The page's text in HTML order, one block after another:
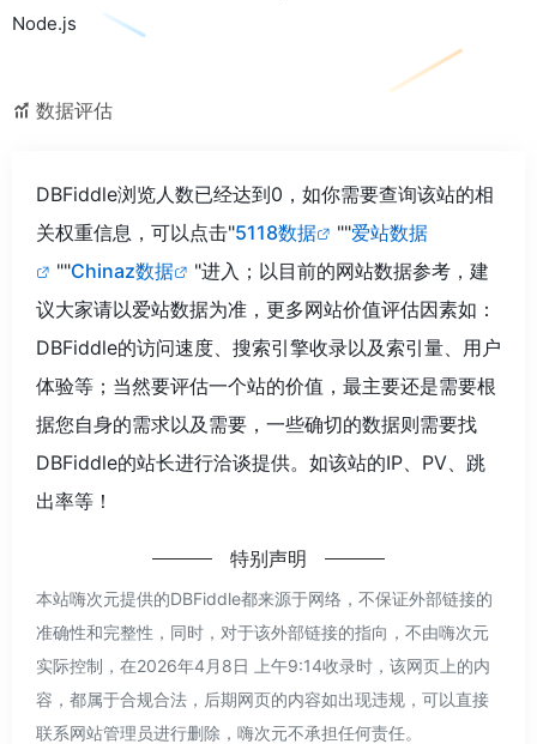
Node.js
数据评估
DBFiddle浏览人数已经达到0，如你需要查询该站的相
关权重信息，可以点击"5118数据 ""爱站数据
""Chinaz数据
"进入；以目前的网站数据参考，建
议大家请以爱站数据为准，更多网站价值评估因素如：
DBFiddle的访问速度、搜索引擎收录以及索引量、用户
体验等；当然要评估一个站的价值，最主要还是需要根
据您自身的需求以及需要，一些确切的数据则需要找
DBFiddle的站长进行洽谈提供。如该站的IP、PV、跳
出率等！
特别声明
本站嗨次元提供的DBFiddle都来源于网络，不保证外部链接的
准确性和完整性，同时，对于该外部链接的指向，不由嗨次元
实际控制，在2026年4月8日 上午9:14收录时，该网页上的内
容，都属于合规合法，后期网页的内容如出现违规，可以直接
联系网站管理员进行删除，嗨次元不承担任何责任。